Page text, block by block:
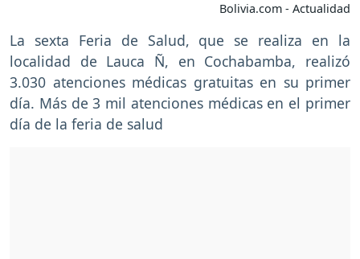
Bolivia.com - Actualidad
La sexta Feria de Salud, que se realiza en la
localidad de Lauca Ñ, en Cochabamba, realizó
3.030 atenciones médicas gratuitas en su primer
día. Más de 3 mil atenciones médicas en el primer
día de la feria de salud